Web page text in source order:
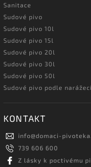
Sanitace
Sudové pivo
Sudové pivo 10l
Sudové pivo 15l
Sudové pivo 20l
Sudové pivo 30l
Sudové pivo 50l
Sudové pivo podle
KONTAKT
info@domaci-
739 606 600
Z lásky k poctivému